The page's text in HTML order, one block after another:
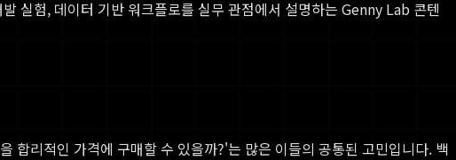
실험, 데이터 기반 워크플로를 실무 관점에서 설명하는 Genny Lab 콘텐
합리적인 가격에 구매할 수 있을까?'는 많은 이들의 공통된 고민입니다. 백